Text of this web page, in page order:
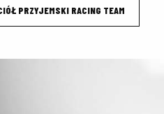
PRZYJEMSKI RACING TEAM